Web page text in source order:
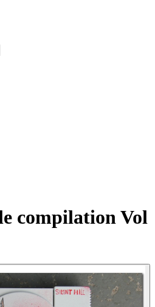
compilation Vol